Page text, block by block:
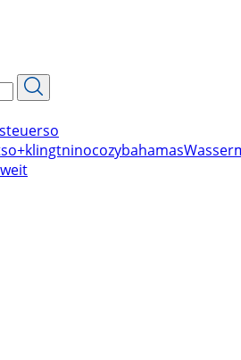
steuerso
so+klingtninocozybahamas